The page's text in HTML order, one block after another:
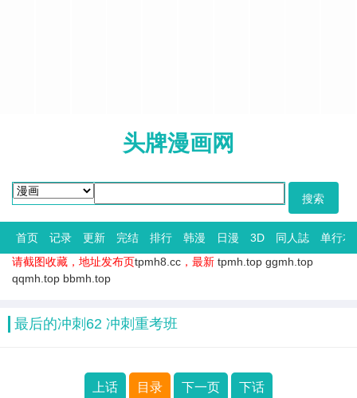
头牌漫画网
首页 记录 更新 完结 排行 韩漫 日漫 3D 同人誌
单行本
请截图收藏，地址发布页tpmh8.cc ，最新 tpmh.top ggmh.top
qqmh.top bbmh.top
最后的冲刺62 冲刺重考班
上话 目录 下一页 下话